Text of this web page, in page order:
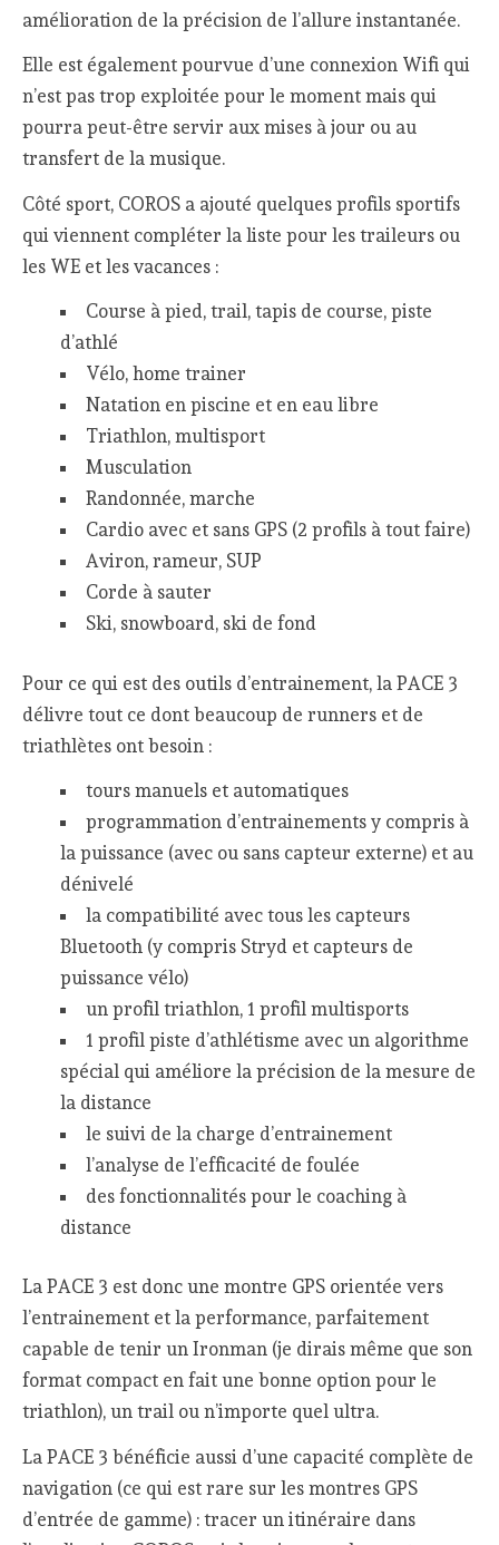
amélioration de la précision de l’allure instantanée.
Elle est également pourvue d’une connexion Wifi qui
n’est pas trop exploitée pour le moment mais qui
pourra peut-être servir aux mises à jour ou au
transfert de la musique.
Côté sport, COROS a ajouté quelques profils sportifs
qui viennent compléter la liste pour les traileurs ou
les WE et les vacances :
Course à pied, trail, tapis de course, piste
d’athlé
Vélo, home trainer
Natation en piscine et en eau libre
Triathlon, multisport
Musculation
Randonnée, marche
Cardio avec et sans GPS (2 profils à tout faire)
Aviron, rameur, SUP
Corde à sauter
Ski, snowboard, ski de fond
Pour ce qui est des outils d’entrainement, la PACE 3
délivre tout ce dont beaucoup de runners et de
triathlètes ont besoin :
tours manuels et automatiques
programmation d’entrainements y compris à
la puissance (avec ou sans capteur externe) et au
dénivelé
la compatibilité avec tous les capteurs
Bluetooth (y compris Stryd et capteurs de
puissance vélo)
un profil triathlon, 1 profil multisports
1 profil piste d’athlétisme avec un algorithme
spécial qui améliore la précision de la mesure de
la distance
le suivi de la charge d’entrainement
l’analyse de l’efficacité de foulée
des fonctionnalités pour le coaching à
distance
La PACE 3 est donc une montre GPS orientée vers
l’entrainement et la performance, parfaitement
capable de tenir un Ironman (je dirais même que son
format compact en fait une bonne option pour le
triathlon), un trail ou n’importe quel ultra.
La PACE 3 bénéficie aussi d’une capacité complète de
navigation (ce qui est rare sur les montres GPS
d’entrée de gamme) : tracer un itinéraire dans